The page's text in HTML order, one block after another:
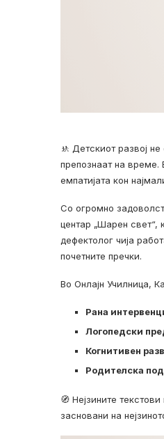
🚸 Детскиот развој
препознаат на време.
емпатијата кон
Со огромно
центар „Шарен свет“,
дефектолог чија
почетните пречки.
Во Онлајн Училница,
Рана
Логопедски
Когнитивен
Родителска
🧭 Нејзините
засновани на